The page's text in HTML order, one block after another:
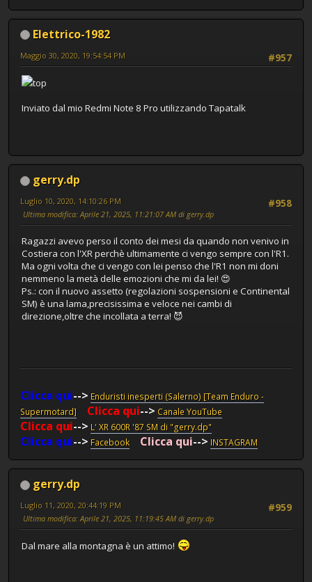
Elettrico-1982
#957
Maggio 30, 2020, 19:54:54 PM
top
Inviato dal mio Redmi Note 8 Pro utilizzando Tapatalk
gerry.dp
#958
Luglio 10, 2020, 14:10:26 PM
Ultima modifica: Aprile 21, 2025, 11:21:07 AM di gerry.dp
Ragazzi avevo perso il conto dei mesi da quando non venivo in
Costiera con l'XR perchè ultimamente ci vengo sempre con l'R1.
Ma ogni volta che ci vengo con lei penso che l'R1 non mi doni
nemmeno la metà delle emozioni che mi da lei! 😍
Ps.: con il nuovo assetto (regolazioni sospensioni e Continental
SM) è una lama,precisissima e veloce nei cambi di
direzione,oltre che incollata a terra! 😈
Clicca qui--> Enduristi inesperti (Salerno) [Team Enduro -
Supermotard]
Clicca qui--> Canale YouTube
Clicca qui--> L' XR 600R '87 SM di "gerry.dp"
Clicca qui--> Facebook Clicca qui--> INSTAGRAM
gerry.dp
#959
Luglio 11, 2020, 20:44:19 PM
Ultima modifica: Aprile 21, 2025, 11:19:45 AM di gerry.dp
Dal mare alla montagna è un attimo!